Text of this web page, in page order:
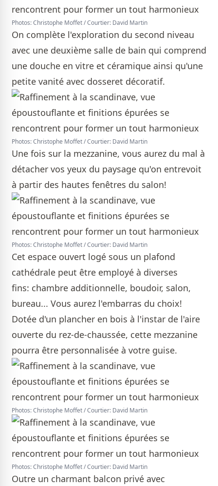
Photos: Christophe Moffet / Courtier: David Martin
On complète l'exploration du second niveau
avec une deuxième salle de bain qui comprend
une douche en vitre et céramique ainsi qu'une
petite vanité avec dosseret décoratif.
Photos: Christophe Moffet / Courtier: David Martin
Une fois sur la mezzanine, vous aurez du mal à
détacher vos yeux du paysage qu'on entrevoit
à partir des hautes fenêtres du salon!
Photos: Christophe Moffet / Courtier: David Martin
Cet espace ouvert logé sous un plafond
cathédrale peut être employé à diverses
fins: chambre additionnelle, boudoir, salon,
bureau... Vous aurez l'embarras du choix!
Dotée d'un plancher en bois à l'instar de l'aire
ouverte du rez-de-chaussée, cette mezzanine
pourra être personnalisée à votre guise.
Photos: Christophe Moffet / Courtier: David Martin
Photos: Christophe Moffet / Courtier: David Martin
Outre un charmant balcon privé avec